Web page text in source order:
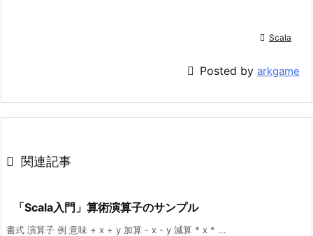
 Scala
 Posted by arkgame
 関連記事
「Scala入門」算術演算子のサンプル
書式 演算子 例 意味 + x + y 加算 - x - y 減算 * x * ...